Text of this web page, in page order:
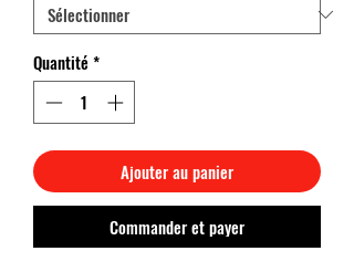
Quantité *
Ajouter au panier
Commander et payer